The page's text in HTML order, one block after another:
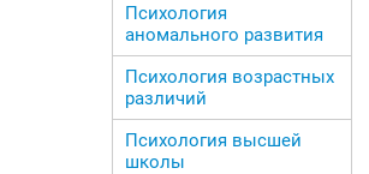
Психология
аномального развития
Психология возрастных
различий
Психология высшей
школы